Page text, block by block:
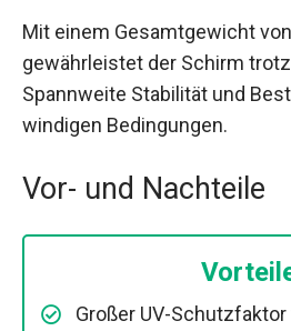
Mit einem Gesamtgewicht
gewährleistet der Schirm
Spannweite Stabilität und
windigen Bedingungen.
Vor- und Nachteile
Großer UV-